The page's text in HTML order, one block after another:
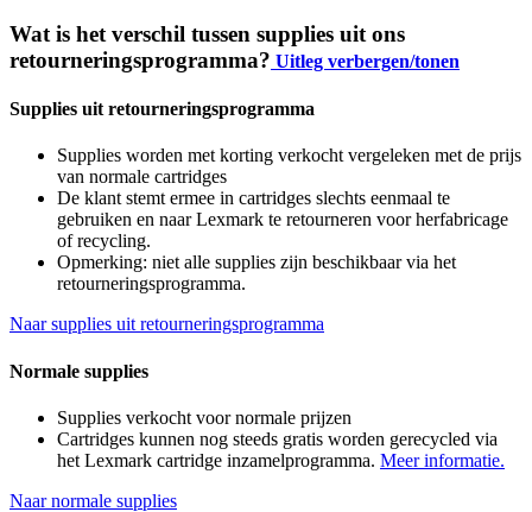
Wat is het verschil tussen supplies uit ons
retourneringsprogramma? Uitleg verbergen/tonen
Supplies uit retourneringsprogramma
Supplies worden met korting verkocht vergeleken met de prijs
van normale cartridges
De klant stemt ermee in cartridges slechts eenmaal te
gebruiken en naar Lexmark te retourneren voor herfabricage
of recycling.
Opmerking: niet alle supplies zijn beschikbaar via het
retourneringsprogramma.
Naar supplies uit retourneringsprogramma
Normale supplies
Supplies verkocht voor normale prijzen
Cartridges kunnen nog steeds gratis worden gerecycled via
het Lexmark cartridge inzamelprogramma. Meer informatie.
Naar normale supplies